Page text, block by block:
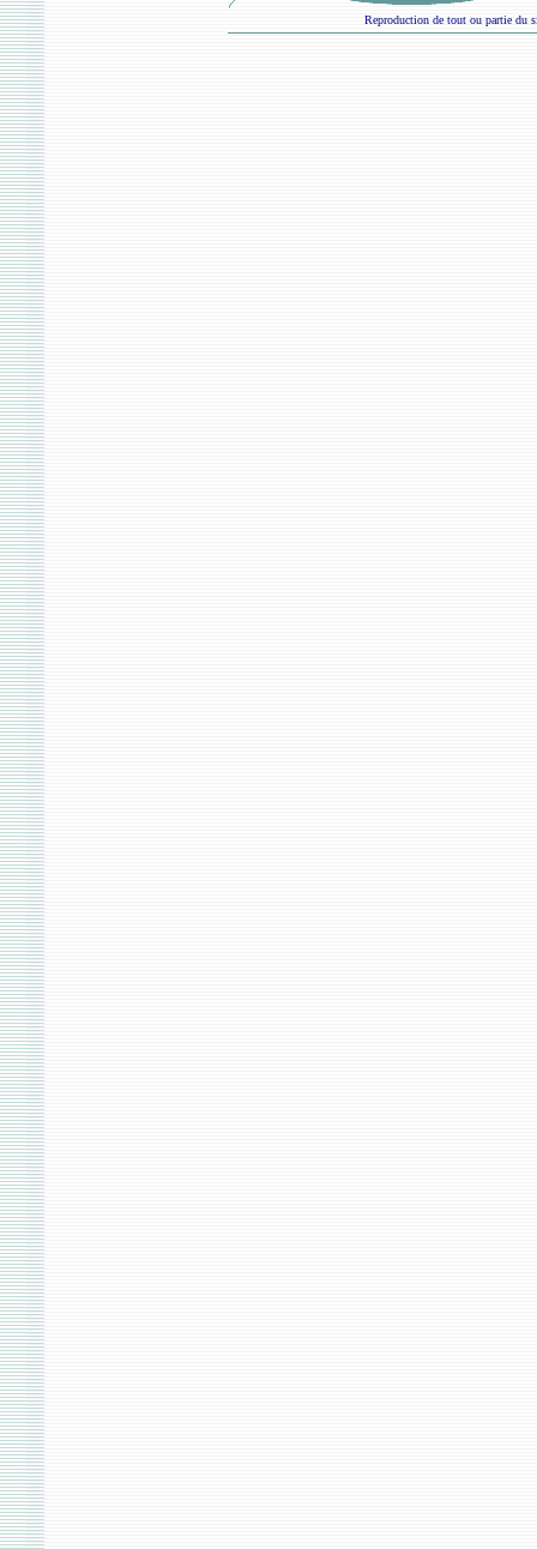
Reproduction de tout ou partie du